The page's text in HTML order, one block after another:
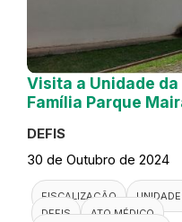
Visita a Unidade da
Família Parque
DEFIS
30 de Outubro de 2024
FISCALIZAÇÃO
DEFIS
ATO MÉDICO